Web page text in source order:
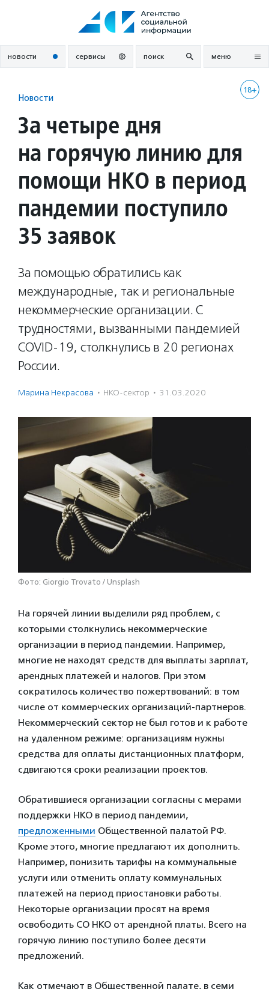
новости сервисы поиск меню
18+
Новости
За четыре дня
на горячую линию для
помощи НКО в период
пандемии поступило
35 заявок
За помощью обратились как
международные, так и региональные
некоммерческие организации. С
трудностями, вызванными пандемией
COVID-19, столкнулись в 20 регионах
России.
Марина Некрасова · НКО-сектор · 31.03.2020
Фото: Giorgio Trovato / Unsplash
На горячей линии выделили ряд проблем, с
которыми столкнулись некоммерческие
организации в период пандемии. Например,
многие не находят средств для выплаты зарплат,
арендных платежей и налогов. При этом
сократилось количество пожертвований: в том
числе от коммерческих организаций-партнеров.
Некоммерческий сектор не был готов и к работе
на удаленном режиме: организациям нужны
средства для оплаты дистанционных платформ,
сдвигаются сроки реализации проектов.
Обратившиеся организации согласны с мерами
поддержки НКО в период пандемии,
предложенными Общественной палатой РФ.
Кроме этого, многие предлагают их дополнить.
Например, понизить тарифы на коммунальные
услуги или отменить оплату коммунальных
платежей на период приостановки работы.
Некоторые организации просят на время
освободить СО НКО от арендной платы. Всего на
горячую линию поступило более десяти
предложений.
Как отмечают в Общественной палате, в семи